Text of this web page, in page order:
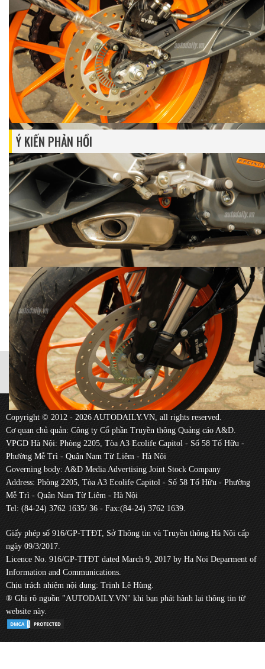
CHEVROLET TRAX 2017
autodaily
2.636 lượt xem - 03/05/2017
KIA SEDONA - MPV CAO CẤP DÀNH
CHO GIA ĐÌNH
autodaily
3.042 lượt xem - 27/04/2017
Ý KIẾN PHẢN HỒI
MỚI NHẤT|QUAN TÂM NHẤT
Gửi phản hồi
Copyright © 2012 - 2026 AUTODAILY.VN, all rights reserved.
Cơ quan chủ quản: Công ty Cổ phần Truyền thông Quảng cáo A&D.
VPGD Hà Nội: Phòng 2205, Tòa A3 Ecolife Capitol - Số 58 Tố Hữu -
Phường Mễ Trì - Quận Nam Từ Liêm - Hà Nội
Governing body: A&D Media Advertising Joint Stock Company
Address: Phòng 2205, Tòa A3 Ecolife Capitol - Số 58 Tố Hữu - Phường
Mễ Trì - Quận Nam Từ Liêm - Hà Nội
Tel: (84-24) 3762 1635/ 36 - Fax:(84-24) 3762 1639.
Giấy phép số 916/GP-TTĐT, Sở Thông tin và Truyền thông Hà Nội cấp
ngày 09/3/2017.
Licence No. 916/GP-TTĐT dated March 9, 2017 by Ha Noi Deparment of
Information and Communications.
Chịu trách nhiệm nội dung: Trịnh Lê Hùng.
® Ghi rõ nguồn "AUTODAILY.VN" khi bạn phát hành lại thông tin từ
website này.